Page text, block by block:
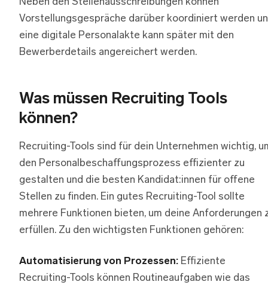
Neben den Stellenausschreibungen können
Vorstellungsgespräche darüber koordiniert werden
eine digitale Personalakte kann später mit den
Bewerberdetails angereichert werden.
Was müssen Recruiting Tools
können?
Recruiting-Tools sind für dein Unternehmen wichtig,
den Personalbeschaffungsprozess effizienter zu
gestalten und die besten Kandidat:innen für offene
Stellen zu finden. Ein gutes Recruiting-Tool sollte
mehrere Funktionen bieten, um deine Anforderungen
erfüllen. Zu den wichtigsten Funktionen gehören:
Automatisierung von Prozessen: Effiziente
Recruiting-Tools können Routineaufgaben wie das